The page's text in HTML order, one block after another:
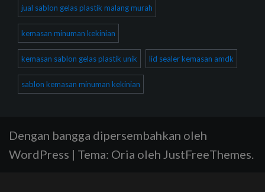
jual sablon gelas plastik malang murah
kemasan minuman kekinian
kemasan sablon gelas plastik unik lid sealer kemasan amdk
sablon kemasan minuman kekinian
Dengan bangga dipersembahkan oleh
WordPress | Tema: Oria oleh JustFreeThemes.